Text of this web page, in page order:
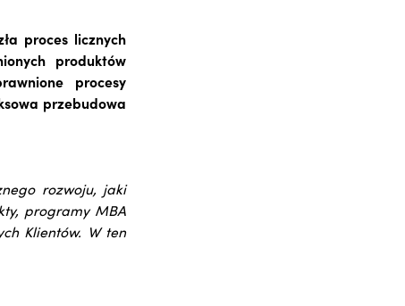
proces licznych
produktów
procesy
przebudowa
rozwoju, jaki
programy MBA
Klientów. W ten